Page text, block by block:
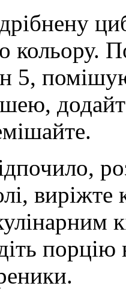
кольору.
5,
порцію